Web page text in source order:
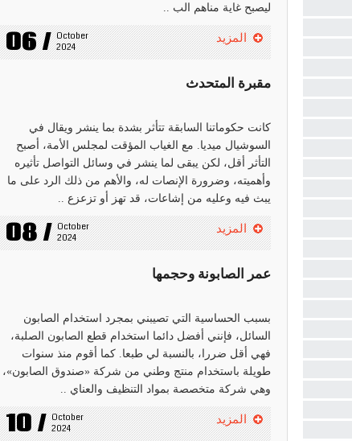
ليصبح غاية مناهم الب ..
06 / October
2024
المزيد
مقبرة المتحدث
كانت حكوماتنا السابقة تتأثر بشدة بما ينشر ويقال في
السوشيال ميديا. مع الغياب المؤقت لمجلس الأمة، أصبح
التأثر أقل، لكن يبقى لما ينشر في وسائل التواصل تأثيره
وأهميته، وضرورة الإنصات له، والأهم من ذلك الرد على ما
يبث فيه وعليه من إشاعات، قد تهز أو تزعزع ..
08 / October
2024
المزيد
عمر الصابونة وحجمها
بسبب الحساسية التي تصيبني بمجرد استخدام الصابون
السائل، فإنني أفضل دائما استخدام قطع الصابون الصلبة،
فهي أقل ضررا، بالنسبة لي طبعا. كما أقوم منذ سنوات
طويلة باستخدام منتج وطني من شركة «صندوق الصابون»،
وهي شركة متخصصة بمواد التنظيف والعناي ..
10 / October
2024
المزيد